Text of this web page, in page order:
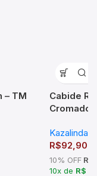
– TM
Cabide
Cromado
Kazalinda
R$92,90
10% OFF R$
10x de R$